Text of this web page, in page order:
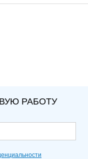
РАБОТУ